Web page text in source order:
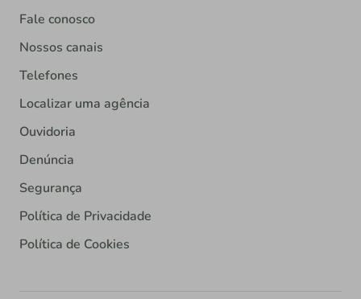
Fale conosco
Nossos canais
Telefones
Localizar uma agência
Ouvidoria
Denúncia
Segurança
Política de Privacidade
Política de Cookies